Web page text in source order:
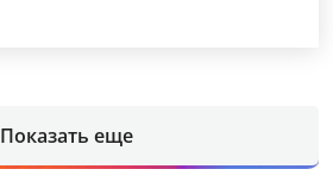
Показать еще